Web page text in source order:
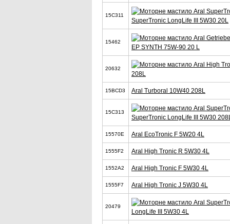
15C311
SuperTronic LongLife III 5W30 20L
15462
EP SYNTH 75W-90 20 L
20632
208L
15BCD3 Aral Turboral 10W40 208L
15C313
SuperTronic LongLife III 5W30
15570E Aral EcoTronic F 5W20 4L
1555F2 Aral High Tronic R 5W30 4L
1552A2 Aral High Tronic F 5W30 4L
1555F7 Aral High Tronic J 5W30 4L
20479
LongLife III 5W30 4L